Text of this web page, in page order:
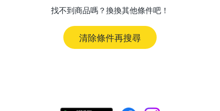
找不到商品嗎？換換其他條件吧！
清除條件再搜尋